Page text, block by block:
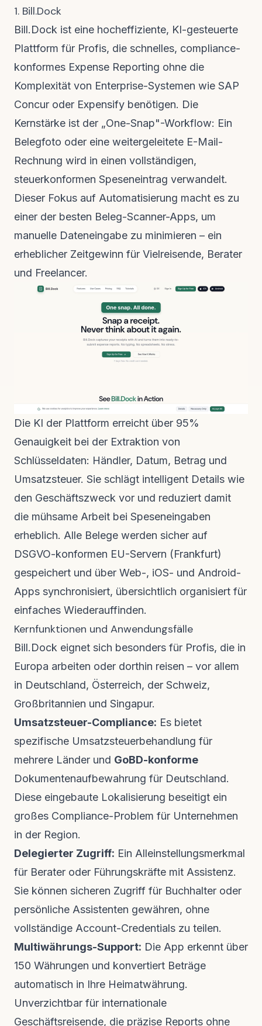
1. Bill.Dock
Bill.Dock ist eine hocheffiziente, KI-gesteuerte
Plattform für Profis, die schnelles, compliance-
konformes Expense Reporting ohne die
Komplexität von Enterprise-Systemen wie SAP
Concur oder Expensify benötigen. Die
Kernstärke ist der „One-Snap"-Workflow: Ein
Belegfoto oder eine weitergeleitete E-Mail-
Rechnung wird in einen vollständigen,
steuerkonformen Speseneintrag verwandelt.
Dieser Fokus auf Automatisierung macht es zu
einer der besten Beleg-Scanner-Apps, um
manuelle Dateneingabe zu minimieren – ein
erheblicher Zeitgewinn für Vielreisende, Berater
und Freelancer.
Die KI der Plattform erreicht über 95%
Genauigkeit bei der Extraktion von
Schlüsseldaten: Händler, Datum, Betrag und
Umsatzsteuer. Sie schlägt intelligent Details wie
den Geschäftszweck vor und reduziert damit
die mühsame Arbeit bei Speseneingaben
erheblich. Alle Belege werden sicher auf
DSGVO-konformen EU-Servern (Frankfurt)
gespeichert und über Web-, iOS- und Android-
Apps synchronisiert, übersichtlich organisiert für
einfaches Wiederauffinden.
Kernfunktionen und Anwendungsfälle
Bill.Dock eignet sich besonders für Profis, die in
Europa arbeiten oder dorthin reisen – vor allem
in Deutschland, Österreich, der Schweiz,
Großbritannien und Singapur.
Umsatzsteuer-Compliance: Es bietet
spezifische Umsatzsteuerbehandlung für
mehrere Länder und GoBD-konforme
Dokumentenaufbewahrung für Deutschland.
Diese eingebaute Lokalisierung beseitigt ein
großes Compliance-Problem für Unternehmen
in der Region.
Delegierter Zugriff: Ein Alleinstellungsmerkmal
für Berater oder Führungskräfte mit Assistenz.
Sie können sicheren Zugriff für Buchhalter oder
persönliche Assistenten gewähren, ohne
vollständige Account-Credentials zu teilen.
Multiwährungs-Support: Die App erkennt über
150 Währungen und konvertiert Beträge
automatisch in Ihre Heimatwährung.
Unverzichtbar für internationale
Geschäftsreisende, die präzise Reports ohne